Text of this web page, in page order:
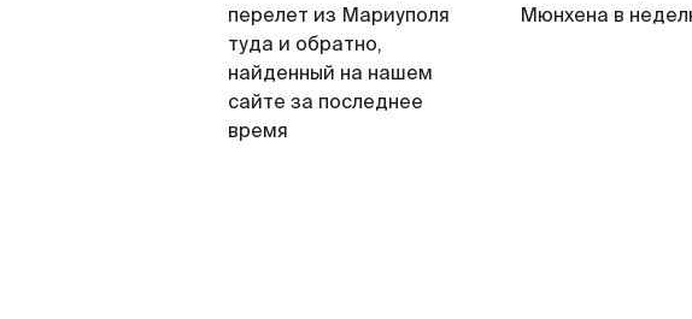
перелет из Мариуполя
туда и обратно,
найденный на нашем
сайте за последнее
время
Мюнхена в